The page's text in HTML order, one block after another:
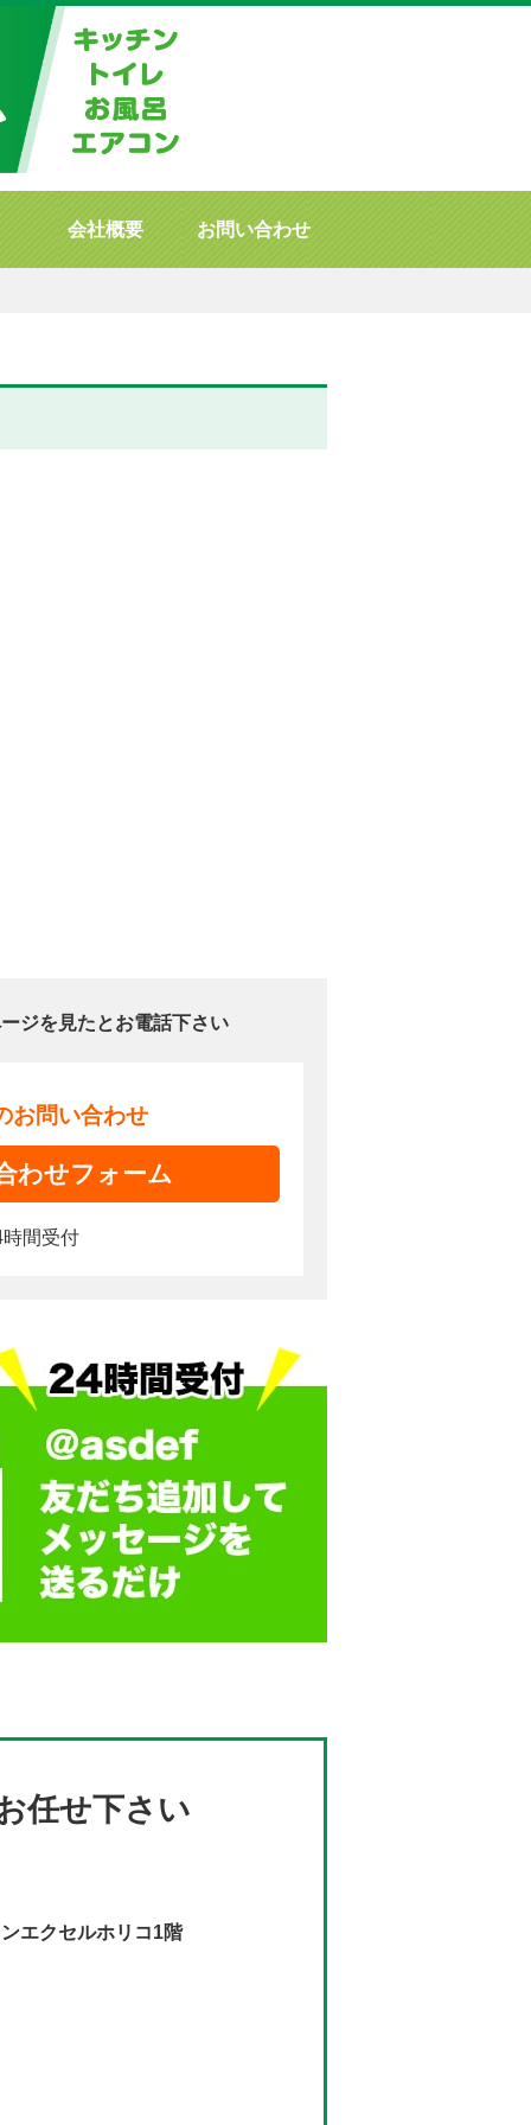
会社概要 お問い合わせ
ジを見たとお電話下さい
お問い合わせ
わせフォーム
間受付
任せ下さい
エクセルホリコ1階